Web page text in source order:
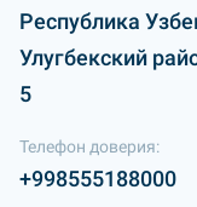
Республика
Улугбекский
5
Телефон доверия:
+998555188000